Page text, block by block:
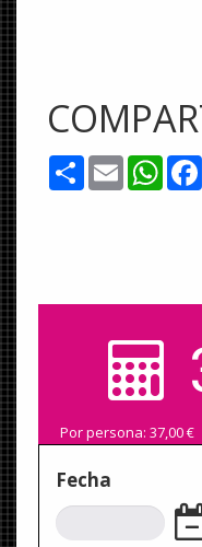
ShareEmail
Por persona: 37,00€
Fecha